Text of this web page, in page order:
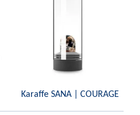
Karaffe SANA | COURAGE